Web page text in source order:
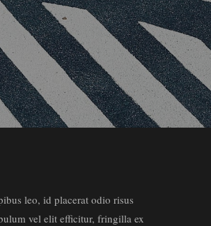
leo, id placerat odio risus
vel elit efficitur, fringilla ex